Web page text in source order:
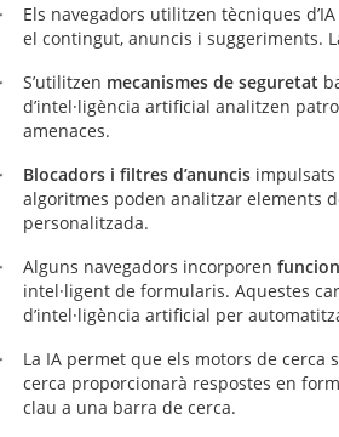
Els navegadors utilitzen tècniques
el contingut, anuncis i suggeriments.
S’utilitzen mecanismes de seguretat
d’intel·ligència artificial analitzen
amenaces.
Blocadors i filtres d’anuncis
algoritmes poden analitzar elements
personalitzada.
Alguns navegadors incorporen
intel·ligent de formularis. Aquestes
d’intel·ligència artificial per
La IA permet que els motors de
cerca proporcionarà respostes en
clau a una barra de cerca.